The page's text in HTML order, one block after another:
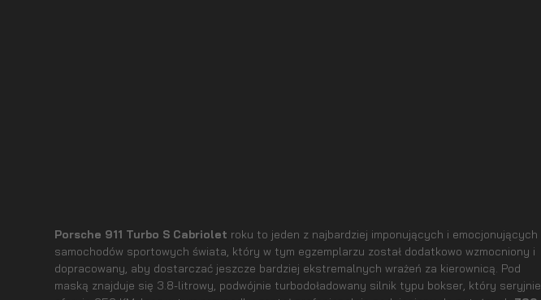
Porsche 911 Turbo S Cabriolet roku to jeden z najbardziej imponujących i emocjonujących
samochodów sportowych świata, który w tym egzemplarzu został dodatkowo wzmocniony i
dopracowany, aby dostarczać jeszcze bardziej ekstremalnych wrażeń za kierownicą. Pod
maską znajduje się 3.8-litrowy, podwójnie turbodoładowany silnik typu bokser, który seryjnie